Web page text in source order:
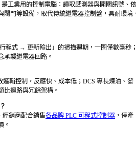
工業用的控制電腦：讀取感測器與開關訊號、
閥門等設備，取代傳統繼電器控制盤，具耐環境
程式 → 更新輸出」的掃描週期，一圈僅數毫秒
承襲繼電器回路。
輯控制，反應快、成本低；DCS 專長煉油、發
比迴路與冗餘架構。
經銷商配合銷售各品牌 PLC 可程式控制器 ，停產
。